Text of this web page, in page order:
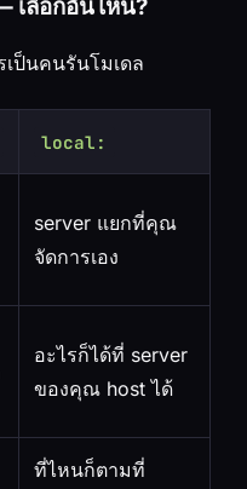
เลือกอันไหน?
ป็นคนรันโมเดล
local:
server แยกที่คุณ
จัดการเอง
อะไรก็ได้ที่ server
ของคุณ host ได้
ที่ไหนก็ตามที่